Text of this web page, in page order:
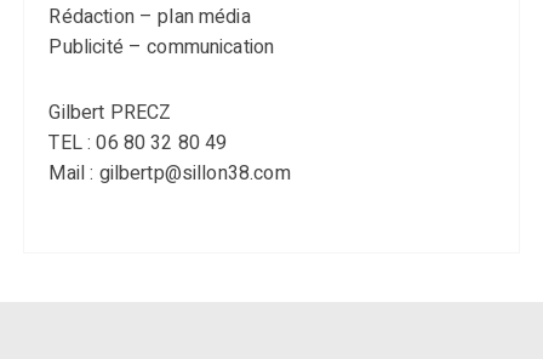
Rédaction – plan média
Publicité – communication
Gilbert PRECZ
TEL : 06 80 32 80 49
Mail : gilbertp@sillon38.com